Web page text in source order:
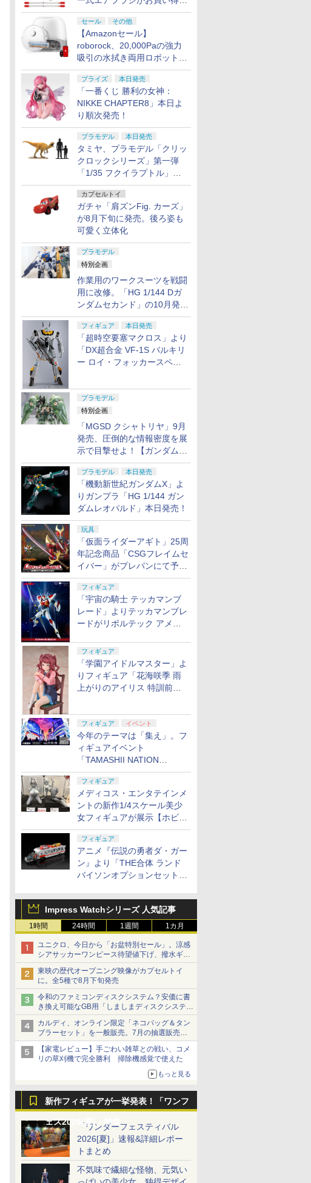
格で登場！
セール その他
【Amazonセール】
roborock、20,000Paの強力
吸引の水拭き両用ロボット掃
除機「Qrevo Curv 2 Flow」
がお買い得！
プライズ 本日発売
「一番くじ 勝利の女神：
NIKKE CHAPTER8」本日よ
り順次発売！
プラモデル 本日発売
タミヤ、プラモデル「クリッ
クロックシリーズ」第一弾
「1/35 フクイラプトル」本
日発売！
カプセルトイ
ガチャ「肩ズンFig. カーズ」
が8月下旬に発売。後ろ姿も
可愛く立体化
プラモデル
特別企画
作業用のワークスーツを戦闘
用に改修。「HG 1/144 Dガ
ンダムセカンド」の10月発送
分が予約受付中【ガンダムベ
ース撮り下ろし】
フィギュア 本日発売
「超時空要塞マクロス」より
「DX超合金 VF-1S バルキリ
ー ロイ・フォッカースペシ
プラモデル
特別企画
「MGSD クシャトリヤ」9月
発売、圧倒的な情報密度を展
示で目撃せよ！【ガンダムベ
ース撮り下ろし】
プラモデル 本日発売
「機動新世紀ガンダムX」よ
りガンプラ「HG 1/144 ガン
ダムレオパルド」本日発売！
玩具
「仮面ライダーアギト」25周
年記念商品「CSGフレイムセ
イバー」がプレバンにて予約
開始
フィギュア
「宇宙の騎士 テッカマンブ
レード」よりテッカマンブレ
ードがリボルテック アメイ
定
フィギュア
「学園アイドルマスター」よ
りフィギュア「花海咲季 雨
上がりのアイリス 特訓前
フィギュア イベント
今年のテーマは「集え」。フ
ィギュアイベント
「TAMASHII NATION
2026」が11月13日より開催
決定
フィギュア
メディコス・エンタテインメ
ントの新作1/4スケール美少
女フィギュアが展示【ホビー
メーカー合同展示会】
フィギュア
アニメ『伝説の勇者ダ・ガー
ン』より「THE合体 ランド
バイソンオプションセット」
Impress Watchシリーズ 人気記事
1時間 24時間 1週間 1カ月
ユニクロ、今日から「お盆特別セール」。涼感
シアサッカーワンピース待望値下げ、撥水ギア
ショーツは1990円に
東映の歴代オープニング映像がカプセルトイ
に。全5種で8月下旬発売
令和のファミコンディスクシステム？安価に書
き換え可能なGB用「しましまディスクシステ
ム」
カルディ、オンライン限定「ネコバッグ＆タン
ブラーセット」を一般販売。7月の抽選販売の
当選無効分
【家電レビュー】手ごわい雑草との戦い、コメ
リの草刈機で完全勝利 掃除機感覚で使えた
もっと見る
新作フィギュアが一挙発表！「ワンフ
ェス2026[夏]」特集「ワンダーフェスティバル
2026[夏]」速報&詳細レポー
トまとめ
不気味で繊細な怪物、元気い
【全品12％OFF！マラ
ソン限定】 犬 置物 シ
リコン カーオーナメン
ト 車内 アクセサリー
ア 雑貨 グッズ 洗える
飾り 子犬 オブジェ 卓
上 デスク 玄関 新車祝
い プレゼント ギフト
誕生日 犬好き 癒しグッ
ズ 耐熱 無臭 番号620
7
お買い物マラソン クー
ポン利用 Arrtx アクリ
ルマーカー 30色 金属
色系・グレー色系 建築
蔽力 高付着性 防水性
筆 良質繊維 生地 ガラ
ス 金属 DIY ペイント
速乾 画材 絵の具 クリ
スマス プレゼント プラ
モデルにも適合
8
【送料無料】 フジミ
模型 1/24 インチアップ
シリーズ No.189 スバ
ル WRX STI EJ20 Final
Edition プラモデル
【未開封】一番くじ 勝
利の女神：NIKKE
CHAPTER8 B賞 ラ
ピ：レッドフード - レ
7
グッドスマイルカンパ
ニー ねんどろいど エス
テル・ブライト the 1st
Ver．「空の軌跡 the
1ST [ネンドロイド
3111エステルブライト
1ST]
8
グッドスマイルカンパ
ニー ねんどろいど 亞北
ネル「亞北ネル」 ネン
ドロイド3106アキタネ
ル [ネンドロイド3106
アキタネル]
8
8